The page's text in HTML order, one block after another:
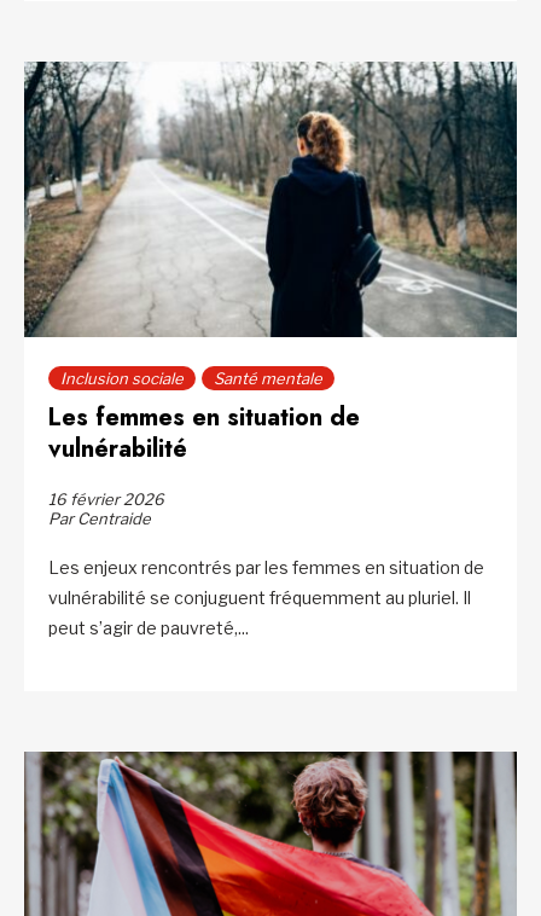
Inclusion sociale Santé mentale
Les femmes en situation de
vulnérabilité
16 février 2026
Par Centraide
Les enjeux rencontrés par les femmes en situation de
vulnérabilité se conjuguent fréquemment au pluriel. Il
peut s’agir de pauvreté,...